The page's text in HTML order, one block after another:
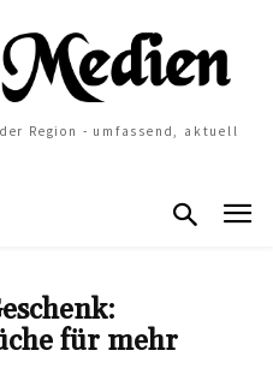
Region - umfassend, aktuell
für mehr